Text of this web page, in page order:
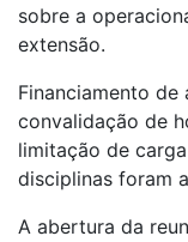
sobre a
extensão.
Financiamento de
convalidação de
limitação de
disciplinas foram
A abertura da